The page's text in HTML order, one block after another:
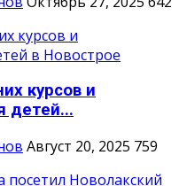
курсов и
детей...
Август 20, 2025 759